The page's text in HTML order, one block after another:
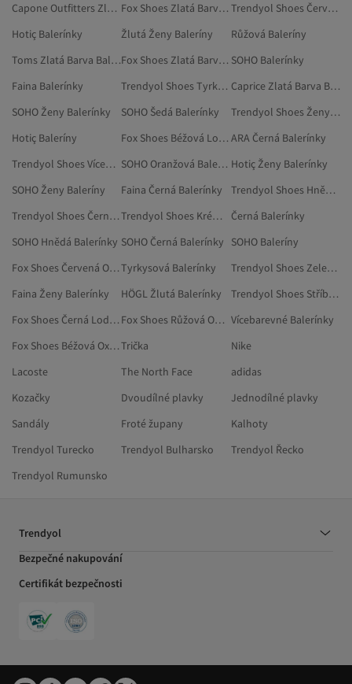
Capone Outfitters Zlatá Barva Balerínky
Fox Shoes Zlatá Barva Obuv
Trendyol Shoes Červená Balerínky
Hotiç Balerínky
Žlutá Ženy Baleríny
Růžová Baleríny
Toms Zlatá Barva Balerínky
Fox Shoes Zlatá Barva Vysoké Podpatky SOHO Balerínky
Faina Balerínky
Trendyol Shoes Tyrkysová Balerínky
Caprice Zlatá Barva Balerínky
SOHO Ženy Balerínky
SOHO Šedá Balerínky
Trendyol Shoes Ženy Balerínky
Hotiç Baleríny
Fox Shoes Béžová Lodičky ARA Černá Balerínky
Trendyol Shoes Vícebarevné Balerínky
SOHO Oranžová Balerínky Hotiç Ženy Balerínky
SOHO Ženy Baleríny
Faina Černá Balerínky
Trendyol Shoes Hnědá Balerínky
Trendyol Shoes Černá Balerínky
Trendyol Shoes Krémová Balerínky
Černá Balerínky
SOHO Hnědá Balerínky SOHO Černá Balerínky
SOHO Baleríny
Fox Shoes Červená ObuvTyrkysová Balerínky
Trendyol Shoes Zelená Baleríny
Faina Ženy Balerínky
HÖGL Žlutá Balerínky
Trendyol Shoes Stříbrná Balerínky
Fox Shoes Černá Lodičky
Fox Shoes Růžová Obuv Vícebarevné Balerínky
Fox Shoes Béžová OxfordkyTrička
Nike
Lacoste
The North Face
adidas
Kozačky
Dvoudílné plavky
Jednodílné plavky
Sandály
Froté župany
Kalhoty
Trendyol Turecko
Trendyol Bulharsko
Trendyol Řecko
Trendyol Rumunsko
Trendyol
Bezpečné nakupování
Certifikát bezpečnosti